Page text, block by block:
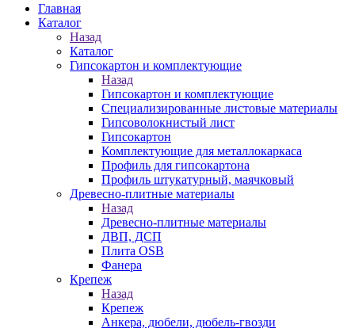
Главная
Каталог
Назад
Каталог
Гипсокартон и комплектующие
Назад
Гипсокартон и комплектующие
Специализированные листовые материалы
Гипсоволокнистый лист
Гипсокартон
Комплектующие для металлокаркаса
Профиль для гипсокартона
Профиль штукатурный, маячковый
Древесно-плитные материалы
Назад
Древесно-плитные материалы
ДВП, ДСП
Плита OSB
Фанера
Крепеж
Назад
Крепеж
Анкера, дюбели, дюбель-гвозди